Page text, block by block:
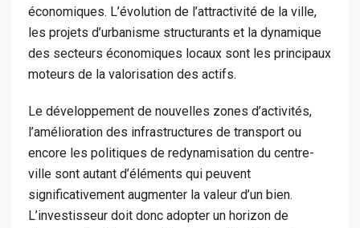
économiques. L’évolution de l’attractivité de la ville,
les projets d’urbanisme structurants et la dynamique
des secteurs économiques locaux sont les principaux
moteurs de la valorisation des actifs.
Le développement de nouvelles zones d’activités,
l’amélioration des infrastructures de transport ou
encore les politiques de redynamisation du centre-
ville sont autant d’éléments qui peuvent
significativement augmenter la valeur d’un bien.
L’investisseur doit donc adopter un horizon de